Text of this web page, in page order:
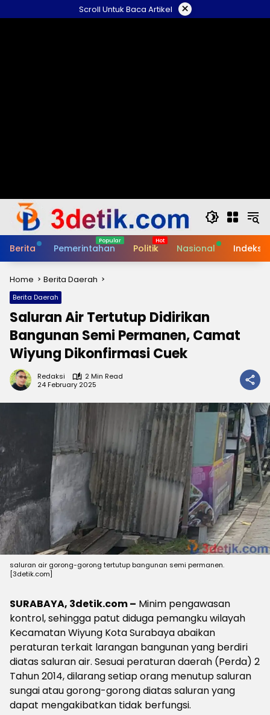
to
Scroll Untuk Baca Artikel ×
Berita Pemerintahan Politik Nasional Indeks
Home Berita Daerah
Berita Daerah
Saluran Air Tertutup Didirikan
Bangunan Semi Permanen, Camat
Wiyung Dikonfirmasi Cuek
Redaksi
2 Min Read
24 February 2025
saluran air gorong-gorong tertutup bangunan semi permanen.
[3detik.com]
SURABAYA, 3detik.com – Minim pengawasan
kontrol, sehingga patut diduga pemangku wilayah
Kecamatan Wiyung Kota Surabaya abaikan
peraturan terkait larangan bangunan yang berdiri
diatas saluran air. Sesuai peraturan daerah (Perda) 2
Tahun 2014, dilarang setiap orang menutup saluran
sungai atau gorong-gorong diatas saluran yang
dapat mengakibatkan tidak berfungsi.